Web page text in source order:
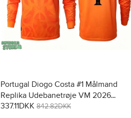
Portugal Diogo Costa #1 Målmand
Replika Udebanetrøje VM 2026
Langærmet
337.11DKK 842.82DKK